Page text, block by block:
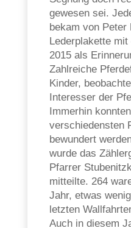
gewesen sei.
bekam von Peter
Lederplakette
2015 als
Zahlreiche
Kinder,
Interesser der
Immerhin
verschiedensten
bewundert
wurde das
Pfarrer
mitteilte. 264
Jahr, etwas
letzten
Auch in diesem